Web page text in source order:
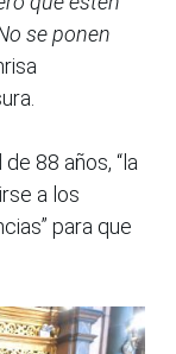
se ponen
88 años, “la
a los
para que